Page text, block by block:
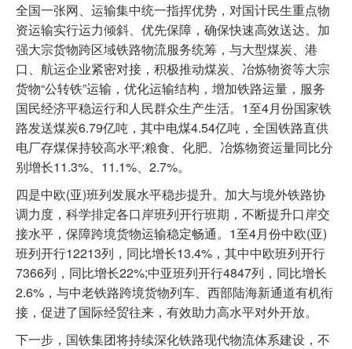
全国一张网、运输集中统一指挥优势，对国计民生重点物
资运输实行运力倾斜、优先保障，确保快速高效送达。加
强大宗货物跨区域铁路物流服务统筹，与大型煤炭、港
口、航运企业紧密对接，积极推动煤炭、冶炼物资等大宗
货物“公转铁”运输，优化运输结构，增加铁路运量，服务
国民经济平稳运行和人民群众生产生活。1至4月份国家铁
路发送煤炭6.79亿吨，其中电煤4.54亿吨，全国铁路直供
电厂存煤保持较高水平;粮食、化肥、冶炼物资运量同比分
别增长11.3%、11.1%、2.7%。
四是中欧(亚)班列发展水平稳步提升。加大与境外铁路协
调力度，科学排定各口岸班列开行班期，不断提升口岸交
接水平，保障跨境货物运输稳定畅通。1至4月份中欧(亚)
班列开行12213列，同比增长13.4%，其中中欧班列开行
7366列，同比增长22%;中亚班列开行4847列，同比增长
2.6%，与中老铁路跨境货物列车、西部陆海新通道有机衔
接，促进了国际经贸往来，有效助力高水平对外开放。
下一步，国铁集团将持续深化铁路现代物流体系建设，不